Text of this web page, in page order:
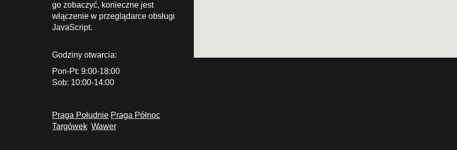
go zobaczyć, konieczne jest
włączenie w przeglądarce obsługi
JavaScript.
Godziny otwarcia:
Pon-Pt: 9:00-18:00
Sob: 10:00-14:00
Praga Południe Praga Północ
Targówek Wawer